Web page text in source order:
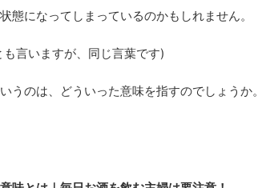
態になってしまっているのかもしれません。
言いますが、同じ言葉です)
うのは、どういった意味を指すのでしょうか。